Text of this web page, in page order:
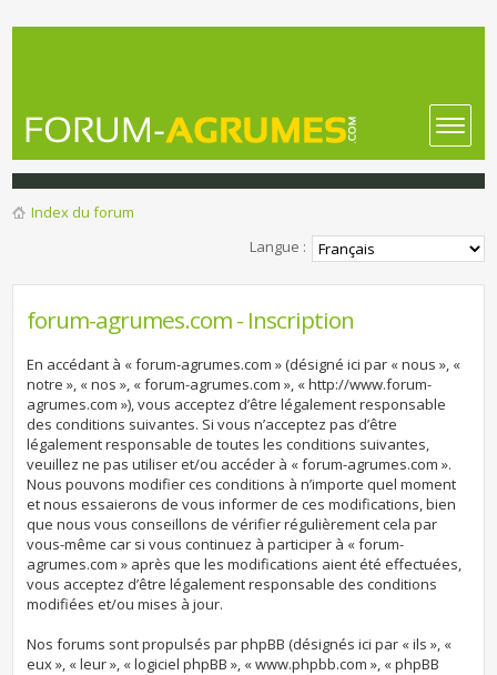
Index du forum
Langue :
forum-agrumes.com - Inscription
En accédant à « forum-agrumes.com » (désigné ici par « nous », «
notre », « nos », « forum-agrumes.com », « http://www.forum-
agrumes.com »), vous acceptez d’être légalement responsable
des conditions suivantes. Si vous n’acceptez pas d’être
légalement responsable de toutes les conditions suivantes,
veuillez ne pas utiliser et/ou accéder à « forum-agrumes.com ».
Nous pouvons modifier ces conditions à n’importe quel moment
et nous essaierons de vous informer de ces modifications, bien
que nous vous conseillons de vérifier régulièrement cela par
vous-même car si vous continuez à participer à « forum-
agrumes.com » après que les modifications aient été effectuées,
vous acceptez d’être légalement responsable des conditions
modifiées et/ou mises à jour.
Nos forums sont propulsés par phpBB (désignés ici par « ils », «
eux », « leur », « logiciel phpBB », « www.phpbb.com », « phpBB